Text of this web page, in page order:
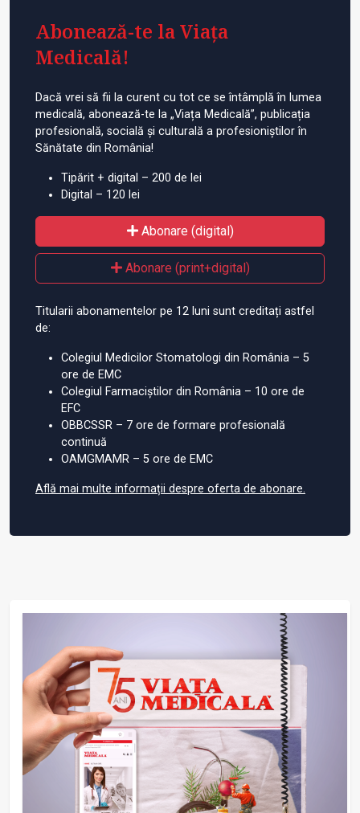
Abonează-te la Viața
Medicală!
Dacă vrei să fii la curent cu tot ce se întâmplă în lumea
medicală, abonează-te la „Viața Medicală”, publicația
profesională, socială și culturală a profesioniștilor în
Sănătate din România!
Tipărit + digital – 200 de lei
Digital – 120 lei
Abonare (digital)
Abonare (print+digital)
Titularii abonamentelor pe 12 luni sunt creditați astfel
de:
Colegiul Medicilor Stomatologi din România – 5
ore de EMC
Colegiul Farmaciștilor din România – 10 ore de
EFC
OBBCSSR – 7 ore de formare profesională
continuă
OAMGMAMR – 5 ore de EMC
Află mai multe informații despre oferta de abonare.